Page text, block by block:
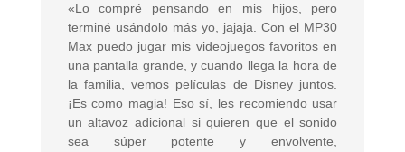
«Lo compré pensando en mis hijos, pero
terminé usándolo más yo, jajaja. Con el MP30
Max puedo jugar mis videojuegos favoritos en
una pantalla grande, y cuando llega la hora de
la familia, vemos películas de Disney juntos.
¡Es como magia! Eso sí, les recomiendo usar
un altavoz adicional si quieren que el sonido
sea súper potente y envolvente,